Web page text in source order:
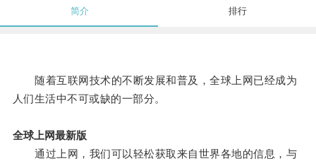
简介 排行
随着互联网技术的不断发展和普及，全球上网已经成为
人们生活中不可或缺的一部分。
全球上网最新版
通过上网，我们可以轻松获取来自世界各地的信息，与